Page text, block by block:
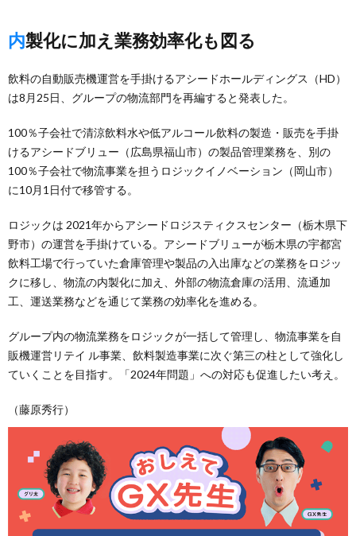
内製化に加え業務効率化も図る
飲料の自動販売機運営を手掛けるアシードホールディングス（HD）
は8月25日、グループの物流部門を再編すると発表した。
100％子会社で清涼飲料水や低アルコール飲料の製造・販売を手掛
けるアシードブリュー（広島県福山市）の製品管理業務を、別の
100％子会社で物流事業を担うロジックイノベーション（岡山市）
に10月1日付で移管する。
ロジックは 2021年からアシードロジスティクスセンター（栃木県下
野市）の運営を手掛けている。アシードブリューが栃木県の宇都宮
飲料工場で行っていた倉庫管理や製品の入出庫などの業務をロジッ
クに移し、物流の内製化に加え、外部の物流倉庫の活用、流通加
工、運送業務などを通じて業務の効率化を進める。
グループ内の物流業務をロジックが一括して管理し、物流事業を自
販機運営リテイ ル事業、飲料製造事業に次ぐ第三の柱として強化し
ていくことを目指す。「2024年問題」への対応も促進したい考え。
（藤原秀行）